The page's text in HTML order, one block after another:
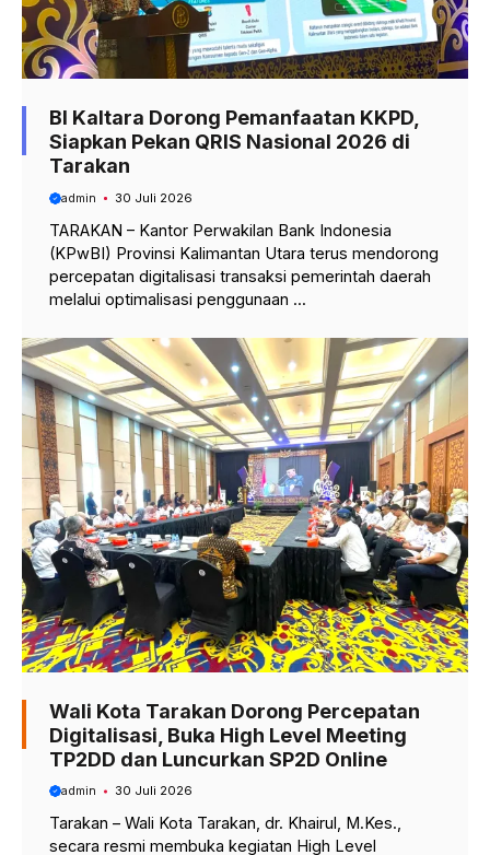
BI Kaltara Dorong Pemanfaatan KKPD,
Siapkan Pekan QRIS Nasional 2026 di
Tarakan
admin 30 Juli 2026
TARAKAN – Kantor Perwakilan Bank Indonesia
(KPwBI) Provinsi Kalimantan Utara terus mendorong
percepatan digitalisasi transaksi pemerintah daerah
melalui optimalisasi penggunaan ...
Wali Kota Tarakan Dorong Percepatan
Digitalisasi, Buka High Level Meeting
TP2DD dan Luncurkan SP2D Online
admin 30 Juli 2026
Tarakan – Wali Kota Tarakan, dr. Khairul, M.Kes.,
secara resmi membuka kegiatan High Level